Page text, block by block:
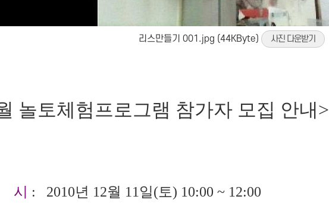
리스만들기 001.jpg (44KByte) 사진 다운받기
놀토체험프로그램 참가자 모집 안내>
시 : 2010년 12월 11일(토) 10:00 ~ 12:00